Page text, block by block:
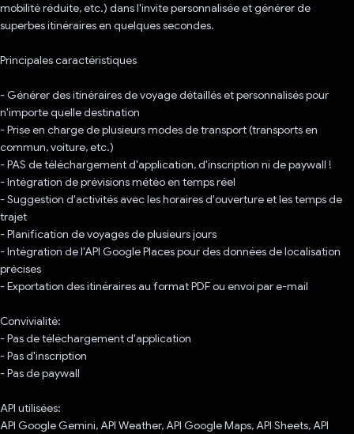
mobilité réduite, etc.) dans l'invite personnalisée et générer de
superbes itinéraires en quelques secondes.
Principales caractéristiques
- Générer des itinéraires de voyage détaillés et personnalisés pour
n'importe quelle destination
- Prise en charge de plusieurs modes de transport (transports en
commun, voiture, etc.)
- PAS de téléchargement d'application, d'inscription ni de paywall !
- Intégration de prévisions météo en temps réel
- Suggestion d'activités avec les horaires d'ouverture et les temps de
trajet
- Planification de voyages de plusieurs jours
- Intégration de l'API Google Places pour des données de localisation
précises
- Exportation des itinéraires au format PDF ou envoi par e-mail
Convivialité:
- Pas de téléchargement d'application
- Pas d'inscription
- Pas de paywall
API utilisées:
API Google Gemini, API Weather, API Google Maps, API Sheets, API